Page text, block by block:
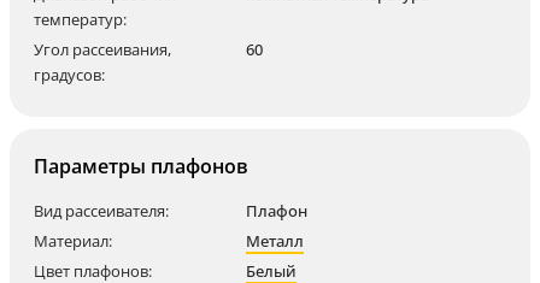
температур:
Угол рассеивания,
градусов:
60
Параметры плафонов
Вид рассеивателя:
Плафон
Материал:
Металл
Цвет плафонов:
Белый